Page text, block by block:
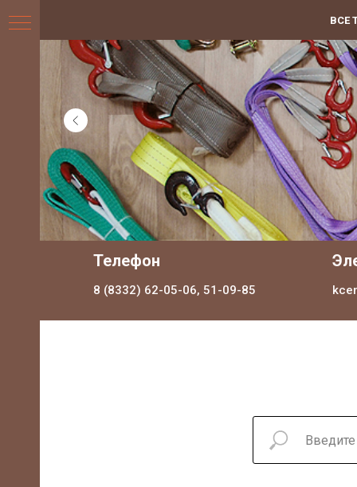
Телефон
8 (8332) 62-05-06, 51-09-85
ВСЕ